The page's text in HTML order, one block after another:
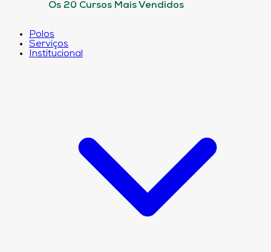
Os 20 Cursos Mais Vendidos
Polos
Serviços
Institucional